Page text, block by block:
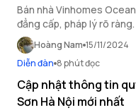
Bán nhà Vinhomes
đẳng cấp, pháp lý rõ
trong năm với giá cả và
Hoàng Nam 15/11/2024
Diễn đàn 8 phút đọc
Cập nhật thông tin
Sơn Hà Nội mới nhất